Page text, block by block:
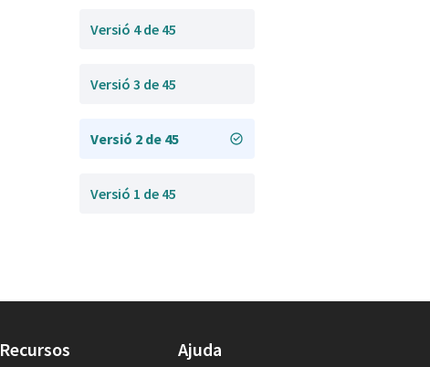
Versió 4 de 45
Versió 3 de 45
Versió 2 de 45
Versió 1 de 45
Recursos Ajuda